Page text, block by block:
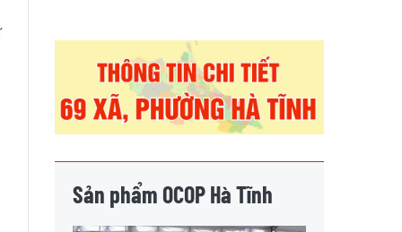
Sản phẩm OCOP Hà Tĩnh